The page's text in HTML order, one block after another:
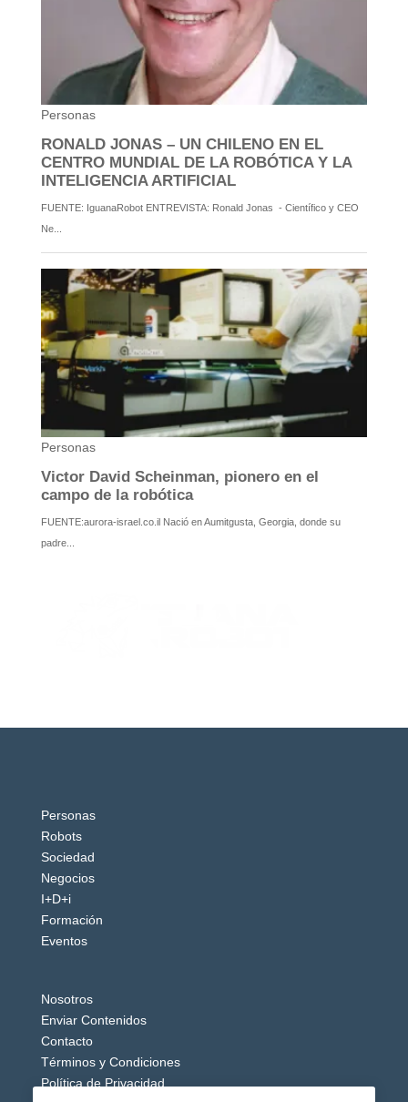
Personas
Robots
Sociedad
Negocios
I+D+i
Formación
Eventos
Nosotros
Enviar Contenidos
Contacto
Términos y Condiciones
Política de Privacidad